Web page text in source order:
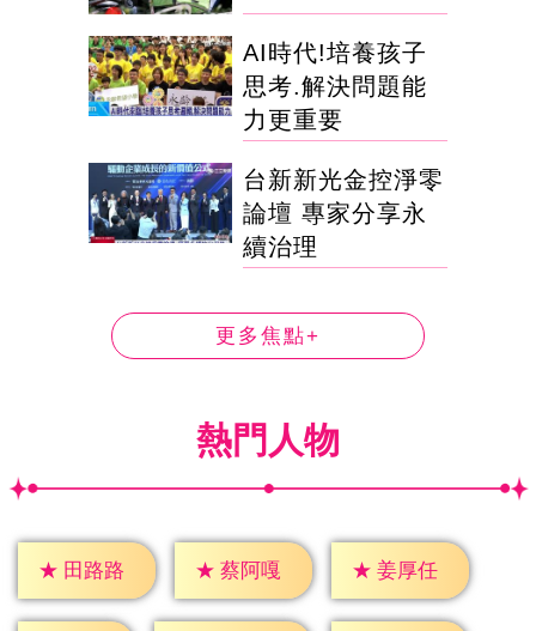
AI時代!培養孩子
思考.解決問題能
力更重要
台新新光金控淨零
論壇 專家分享永
續治理
更多焦點+
熱門人物
★ 田路路 ★ 蔡阿嘎 ★ 姜厚任